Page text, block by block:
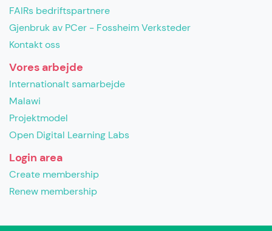
FAIRs bedriftspartnere
Gjenbruk av PCer - Fossheim Verksteder
Kontakt oss
Vores arbejde
Internationalt samarbejde
Malawi
Projektmodel
Open Digital Learning Labs
Login area
Create membership
Renew membership